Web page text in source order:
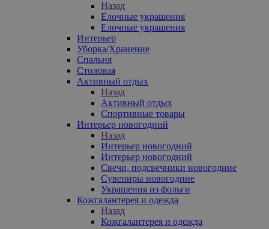
Назад
Елочные украшения
Елочные украшения
Интерьер
Уборка/Хранение
Спальня
Столовая
Активный отдых
Назад
Активный отдых
Спортивные товары
Интерьер новогодний
Назад
Интерьер новогодний
Интерьер новогодний
Свечи, подсвечники новогодние
Сувениры новогодние
Украшения из фольги
Кожгалантерея и одежда
Назад
Кожгалантерея и одежда